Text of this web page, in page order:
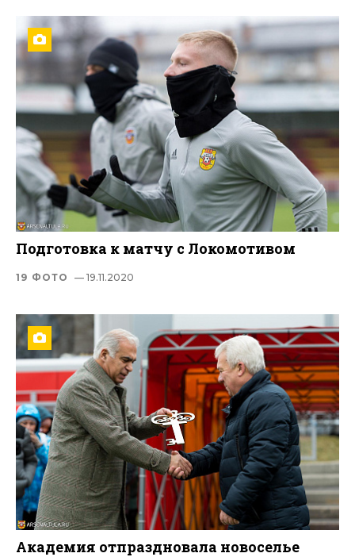
Подготовка к матчу с Локомотивом
19 ФОТО — 19.11.2020
Академия отпраздновала новоселье